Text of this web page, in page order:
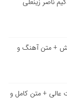
+ متن آهنگ و
عالی + متن کامل و